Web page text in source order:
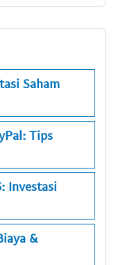
Saham
Tips
Investasi
&